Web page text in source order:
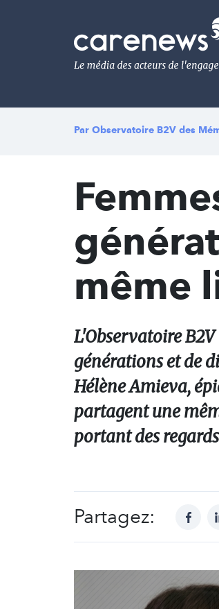
Le
média
de
l'engagement
Par Observatoire B2V des
même
L'Observatoire
générations et de
Hélène Amieva,
partagent une
portant des
Partagez: